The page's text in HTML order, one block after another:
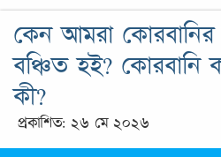
কেন আমরা
বঞ্চিত হই?
কী?
প্রকাশিত: ২৬ মে ২০২৬